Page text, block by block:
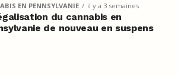
EN PENNSYLVANIE il y a 3 semaines
du cannabis en
de nouveau en suspens